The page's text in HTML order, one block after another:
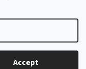
Accept
Edit cookie settings